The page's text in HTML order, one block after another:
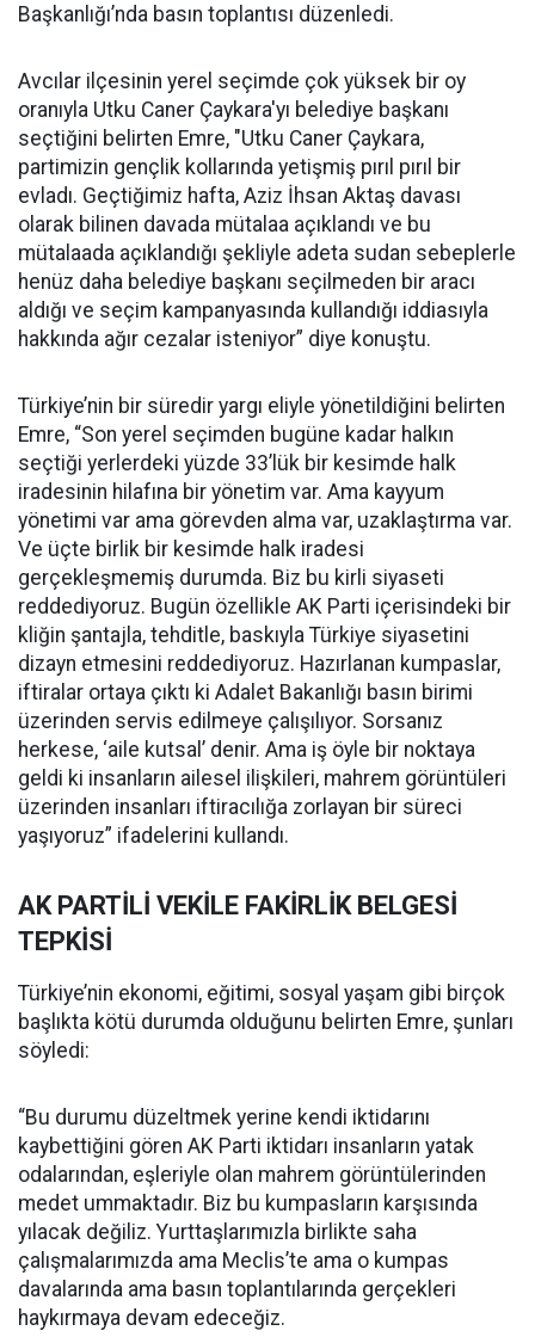
Başkanlığı’nda basın toplantısı düzenledi.
Avcılar ilçesinin yerel seçimde çok yüksek bir oy
oranıyla Utku Caner Çaykara'yı belediye başkanı
seçtiğini belirten Emre, "Utku Caner Çaykara,
partimizin gençlik kollarında yetişmiş pırıl pırıl bir
evladı. Geçtiğimiz hafta, Aziz İhsan Aktaş davası
olarak bilinen davada mütalaa açıklandı ve bu
mütalaada açıklandığı şekliyle adeta sudan sebeplerle
henüz daha belediye başkanı seçilmeden bir aracı
aldığı ve seçim kampanyasında kullandığı iddiasıyla
hakkında ağır cezalar isteniyor” diye konuştu.
Türkiye’nin bir süredir yargı eliyle yönetildiğini belirten
Emre, “Son yerel seçimden bugüne kadar halkın
seçtiği yerlerdeki yüzde 33’lük bir kesimde halk
iradesinin hilafına bir yönetim var. Ama kayyum
yönetimi var ama görevden alma var, uzaklaştırma var.
Ve üçte birlik bir kesimde halk iradesi
gerçekleşmemiş durumda. Biz bu kirli siyaseti
reddediyoruz. Bugün özellikle AK Parti içerisindeki bir
kliğin şantajla, tehditle, baskıyla Türkiye siyasetini
dizayn etmesini reddediyoruz. Hazırlanan kumpaslar,
iftiralar ortaya çıktı ki Adalet Bakanlığı basın birimi
üzerinden servis edilmeye çalışılıyor. Sorsanız
herkese, ‘aile kutsal’ denir. Ama iş öyle bir noktaya
geldi ki insanların ailesel ilişkileri, mahrem görüntüleri
üzerinden insanları iftiracılığa zorlayan bir süreci
yaşıyoruz” ifadelerini kullandı.
AK PARTİLİ VEKİLE FAKİRLİK BELGESİ
TEPKİSİ
Türkiye’nin ekonomi, eğitimi, sosyal yaşam gibi birçok
başlıkta kötü durumda olduğunu belirten Emre, şunları
söyledi:
“Bu durumu düzeltmek yerine kendi iktidarını
kaybettiğini gören AK Parti iktidarı insanların yatak
odalarından, eşleriyle olan mahrem görüntülerinden
medet ummaktadır. Biz bu kumpasların karşısında
yılacak değiliz. Yurttaşlarımızla birlikte saha
çalışmalarımızda ama Meclis’te ama o kumpas
davalarında ama basın toplantılarında gerçekleri
haykırmaya devam edeceğiz.